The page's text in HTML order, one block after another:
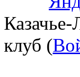
клуб (